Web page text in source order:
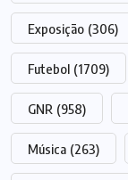
Exposição (306)
Futebol (1709)
GNR (958)
Música (263)